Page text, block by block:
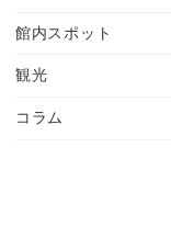
館内スポット
観光
コラム